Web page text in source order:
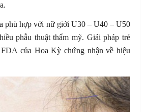
phù hợp với nữ giới U30 – U40 – U50
phẫu thuật thẩm mỹ. Giải pháp trẻ
của Hoa Kỳ chứng nhận về hiệu